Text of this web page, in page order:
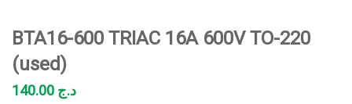
BTA16-600 TRIAC 16A 600V TO-220
(used)
د.ج